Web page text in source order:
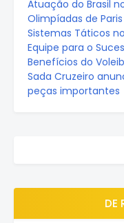
Atuação do Brasil
Olimpíadas de
Sistemas Táticos
Equipe para o
Benefícios do
Sada Cruzeiro
peças importantes
DE